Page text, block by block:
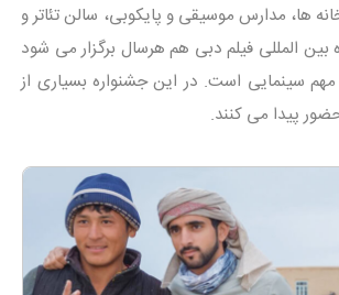
ها، مدارس موسیقی و پایکوبی، سالن تئاتر و
المللی فیلم دبی هم هرسال برگزار می شود
سینمایی است. در این جشنواره بسیاری از
پیدا می کنند.